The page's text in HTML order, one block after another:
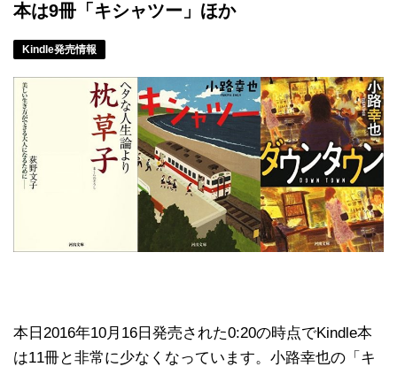
本は9冊「キシャツー」ほか
Kindle発売情報
本日2016年10月16日発売された0:20の時点でKindle本
は11冊と非常に少なくなっています。小路幸也の「キ